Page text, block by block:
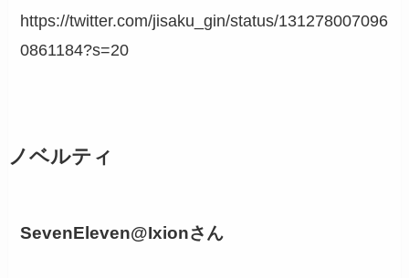
https://twitter.com/jisaku_gin/status/131278007096
0861184?s=20
ノベルティ
SevenEleven@Ixionさん